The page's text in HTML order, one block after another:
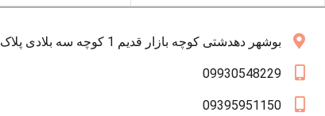
بوشهر دهدشتی کوچه بازار قدیم 1 کوچه سه بلادی پلاک صفر همکف
09930548229
09395951150